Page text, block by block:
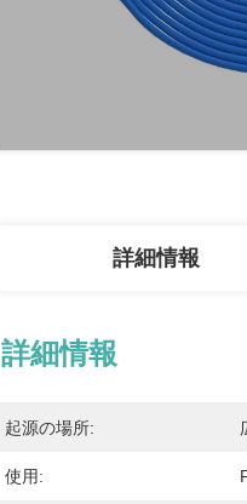
詳細情報
詳細情報
起源の場所:
使用: